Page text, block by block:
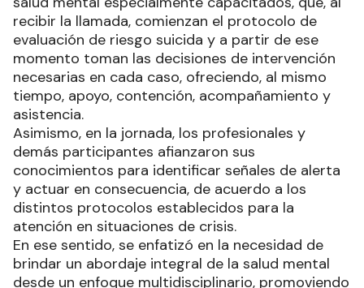
recibir la llamada, comienzan el protocolo de
evaluación de riesgo suicida y a partir de ese
momento toman las decisiones de intervención
necesarias en cada caso, ofreciendo, al mismo
tiempo, apoyo, contención, acompañamiento y
asistencia.
Asimismo, en la jornada, los profesionales y
demás participantes afianzaron sus
conocimientos para identificar señales de alerta
y actuar en consecuencia, de acuerdo a los
distintos protocolos establecidos para la
atención en situaciones de crisis.
En ese sentido, se enfatizó en la necesidad de
brindar un abordaje integral de la salud mental
desde un enfoque multidisciplinario, promoviendo